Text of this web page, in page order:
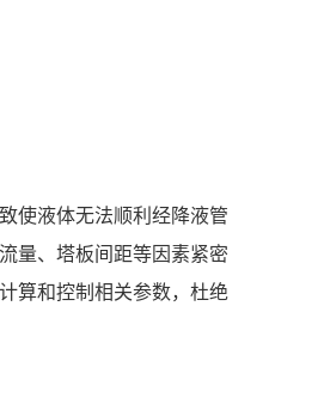
使液体无法顺利经降液管
量、塔板间距等因素紧密
算和控制相关参数，杜绝